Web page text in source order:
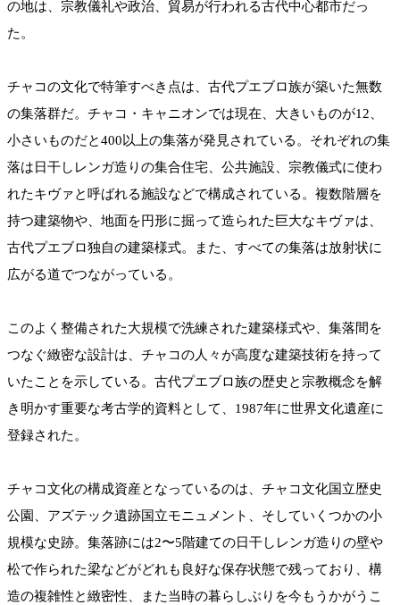
の地は、宗教儀礼や政治、貿易が行われる古代中心都市だっ
た。
チャコの文化で特筆すべき点は、古代プエブロ族が築いた無数
の集落群だ。チャコ・キャニオンでは現在、大きいものが12、
小さいものだと400以上の集落が発見されている。それぞれの集
落は日干しレンガ造りの集合住宅、公共施設、宗教儀式に使わ
れたキヴァと呼ばれる施設などで構成されている。複数階層を
持つ建築物や、地面を円形に掘って造られた巨大なキヴァは、
古代プエブロ独自の建築様式。また、すべての集落は放射状に
広がる道でつながっている。
このよく整備された大規模で洗練された建築様式や、集落間を
つなぐ緻密な設計は、チャコの人々が高度な建築技術を持って
いたことを示している。古代プエブロ族の歴史と宗教概念を解
き明かす重要な考古学的資料として、1987年に世界文化遺産に
登録された。
チャコ文化の構成資産となっているのは、チャコ文化国立歴史
公園、アズテック遺跡国立モニュメント、そしていくつかの小
規模な史跡。集落跡には2〜5階建ての日干しレンガ造りの壁や
松で作られた梁などがどれも良好な保存状態で残っており、構
造の複雑性と緻密性、また当時の暮らしぶりを今もうかがうこ